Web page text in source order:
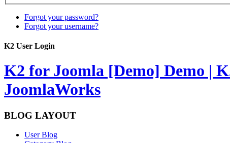
Forgot your password?
Forgot your username?
K2 User Login
K2 for Joomla [Demo] Demo |
JoomlaWorks
BLOG LAYOUT
User Blog